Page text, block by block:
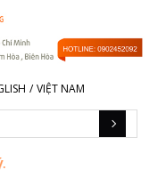
/ VIỆT NAM